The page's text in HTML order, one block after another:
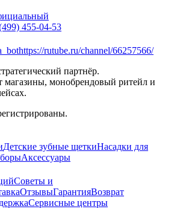
455-04-53
https://rutube.ru/channel/66257566/
партнёр.
монобрендовый ритейл и
Детские зубные щеткиНасадки для
Аксессуары
Советы и
ОтзывыГарантияВозврат
Сервисные центры